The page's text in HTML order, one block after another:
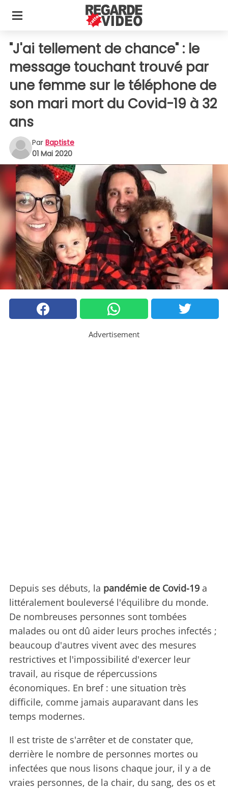
"J'ai tellement de chance" : le
message touchant trouvé par
une femme sur le téléphone de
son mari mort du Covid-19 à 32
ans
Par Baptiste
01 Mai 2020
Advertisement
Depuis ses débuts, la pandémie de Covid-19 a
littéralement bouleversé l'équilibre du monde.
De nombreuses personnes sont tombées
malades ou ont dû aider leurs proches infectés ;
beaucoup d'autres vivent avec des mesures
restrictives et l'impossibilité d'exercer leur
travail, au risque de répercussions
économiques. En bref : une situation très
difficile, comme jamais auparavant dans les
temps modernes.
Il est triste de s'arrêter et de constater que,
derrière le nombre de personnes mortes ou
infectées que nous lisons chaque jour, il y a de
vraies personnes, de la chair, du sang, des os et